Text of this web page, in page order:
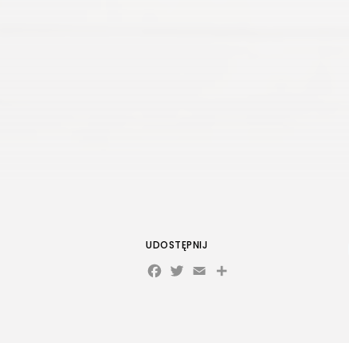
UDOSTĘPNIJ
Facebook
Twitter
EmailShare